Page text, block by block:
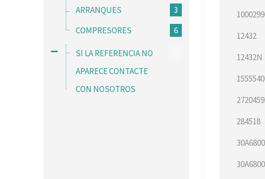
ARRANQUES
3
COMPRESORES
6
SI LA REFERENCIA NO
APARECE CONTACTE
CON NOSOTROS
12432
12432N
284518